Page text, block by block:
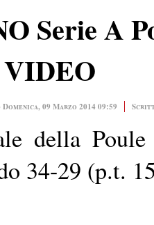
Serie A
VIDEO
09 Marzo 2014 09:59
della Poule
34-29 (p.t.